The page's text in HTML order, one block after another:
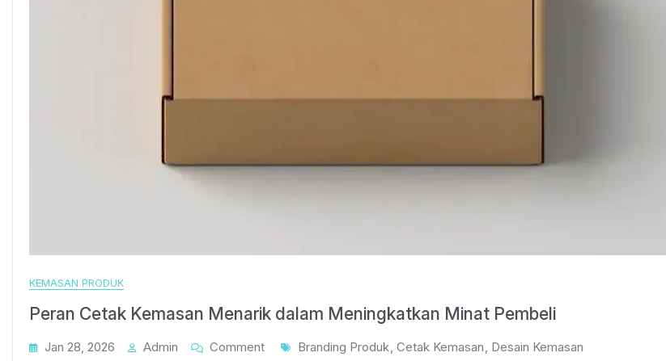
KEMASAN PRODUK
Peran Cetak Kemasan Menarik dalam Meningkatkan Minat Pembeli
Jan 28, 2026 Admin CommentOn
Tags
Branding Produk, Cetak Kemasan, Desain Kemasan